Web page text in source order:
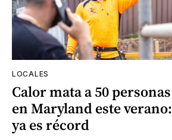
LOCALES
Calor mata a 50 personas
en Maryland este verano:
ya es récord